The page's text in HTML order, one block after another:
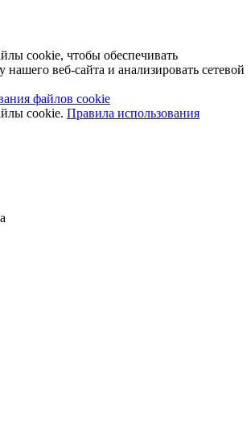
cookie, чтобы обеспечивать
нашего веб-сайта и анализировать сетевой
файлов cookie
cookie. Правила использования